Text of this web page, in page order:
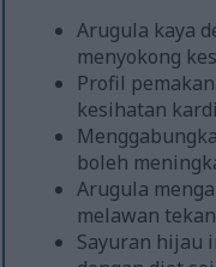
Arugula kaya
menyokong
Profil
kesihatan
boleh
Arugula
melawan
Sayuran hijau